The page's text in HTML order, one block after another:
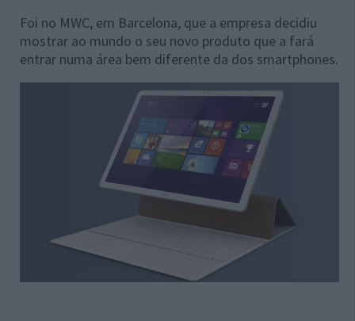
Foi no MWC, em Barcelona, que a empresa decidiu
mostrar ao mundo o seu novo produto que a fará
entrar numa área bem diferente da dos smartphones.